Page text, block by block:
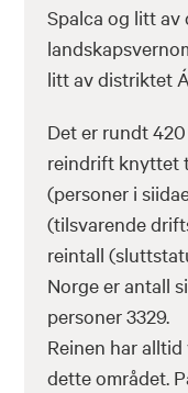
Spalca og litt av
litt av distriktet
Det er rundt
reindrift knyttet
(personer i
(tilsvarende
reintall
Norge er antall
personer 3329.
Reinen har
dette området.